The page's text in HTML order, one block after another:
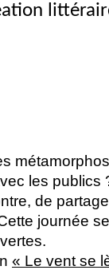
les publics
de
journée
« Le vent se